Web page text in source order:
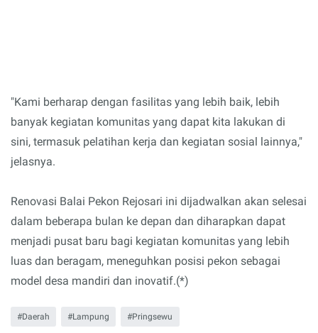
"Kami berharap dengan fasilitas yang lebih baik, lebih
banyak kegiatan komunitas yang dapat kita lakukan di
sini, termasuk pelatihan kerja dan kegiatan sosial lainnya,"
jelasnya.
Renovasi Balai Pekon Rejosari ini dijadwalkan akan selesai
dalam beberapa bulan ke depan dan diharapkan dapat
menjadi pusat baru bagi kegiatan komunitas yang lebih
luas dan beragam, meneguhkan posisi pekon sebagai
model desa mandiri dan inovatif.(*)
Daerah Lampung Pringsewu